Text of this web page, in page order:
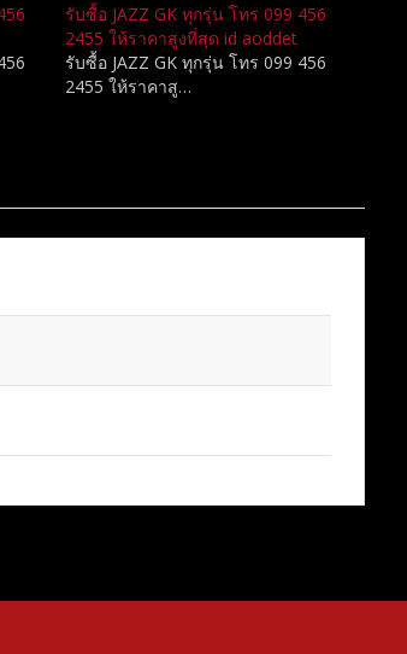
รับซื้อ JAZZ GK ทุกรุ่น โทร 099 456
2455 ให้ราคาสูงที่สุด id aoddet
รับซื้อ JAZZ GK ทุกรุ่น โทร 099 456
2455 ให้ราคาสู…